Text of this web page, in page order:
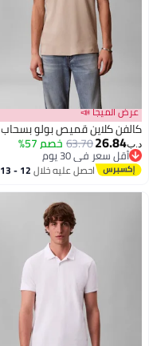
الميجا 📣
كلاين قميص بولو بسحاب رفيع
26.84
63.70خصم 57%
سعر في 30 يوم
سعر في 30 يوماحصل عليه خلال 12 - 13